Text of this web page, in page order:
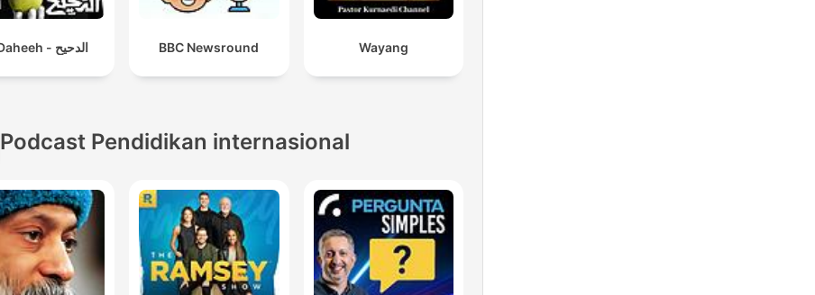
El Daheeh - الدحيح BBC Newsround Wayang
Podcast Pendidikan internasional